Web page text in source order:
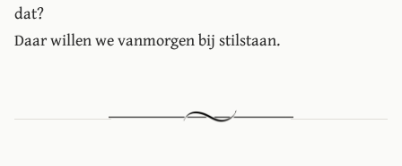
dat?
Daar willen we vanmorgen bij stilstaan.